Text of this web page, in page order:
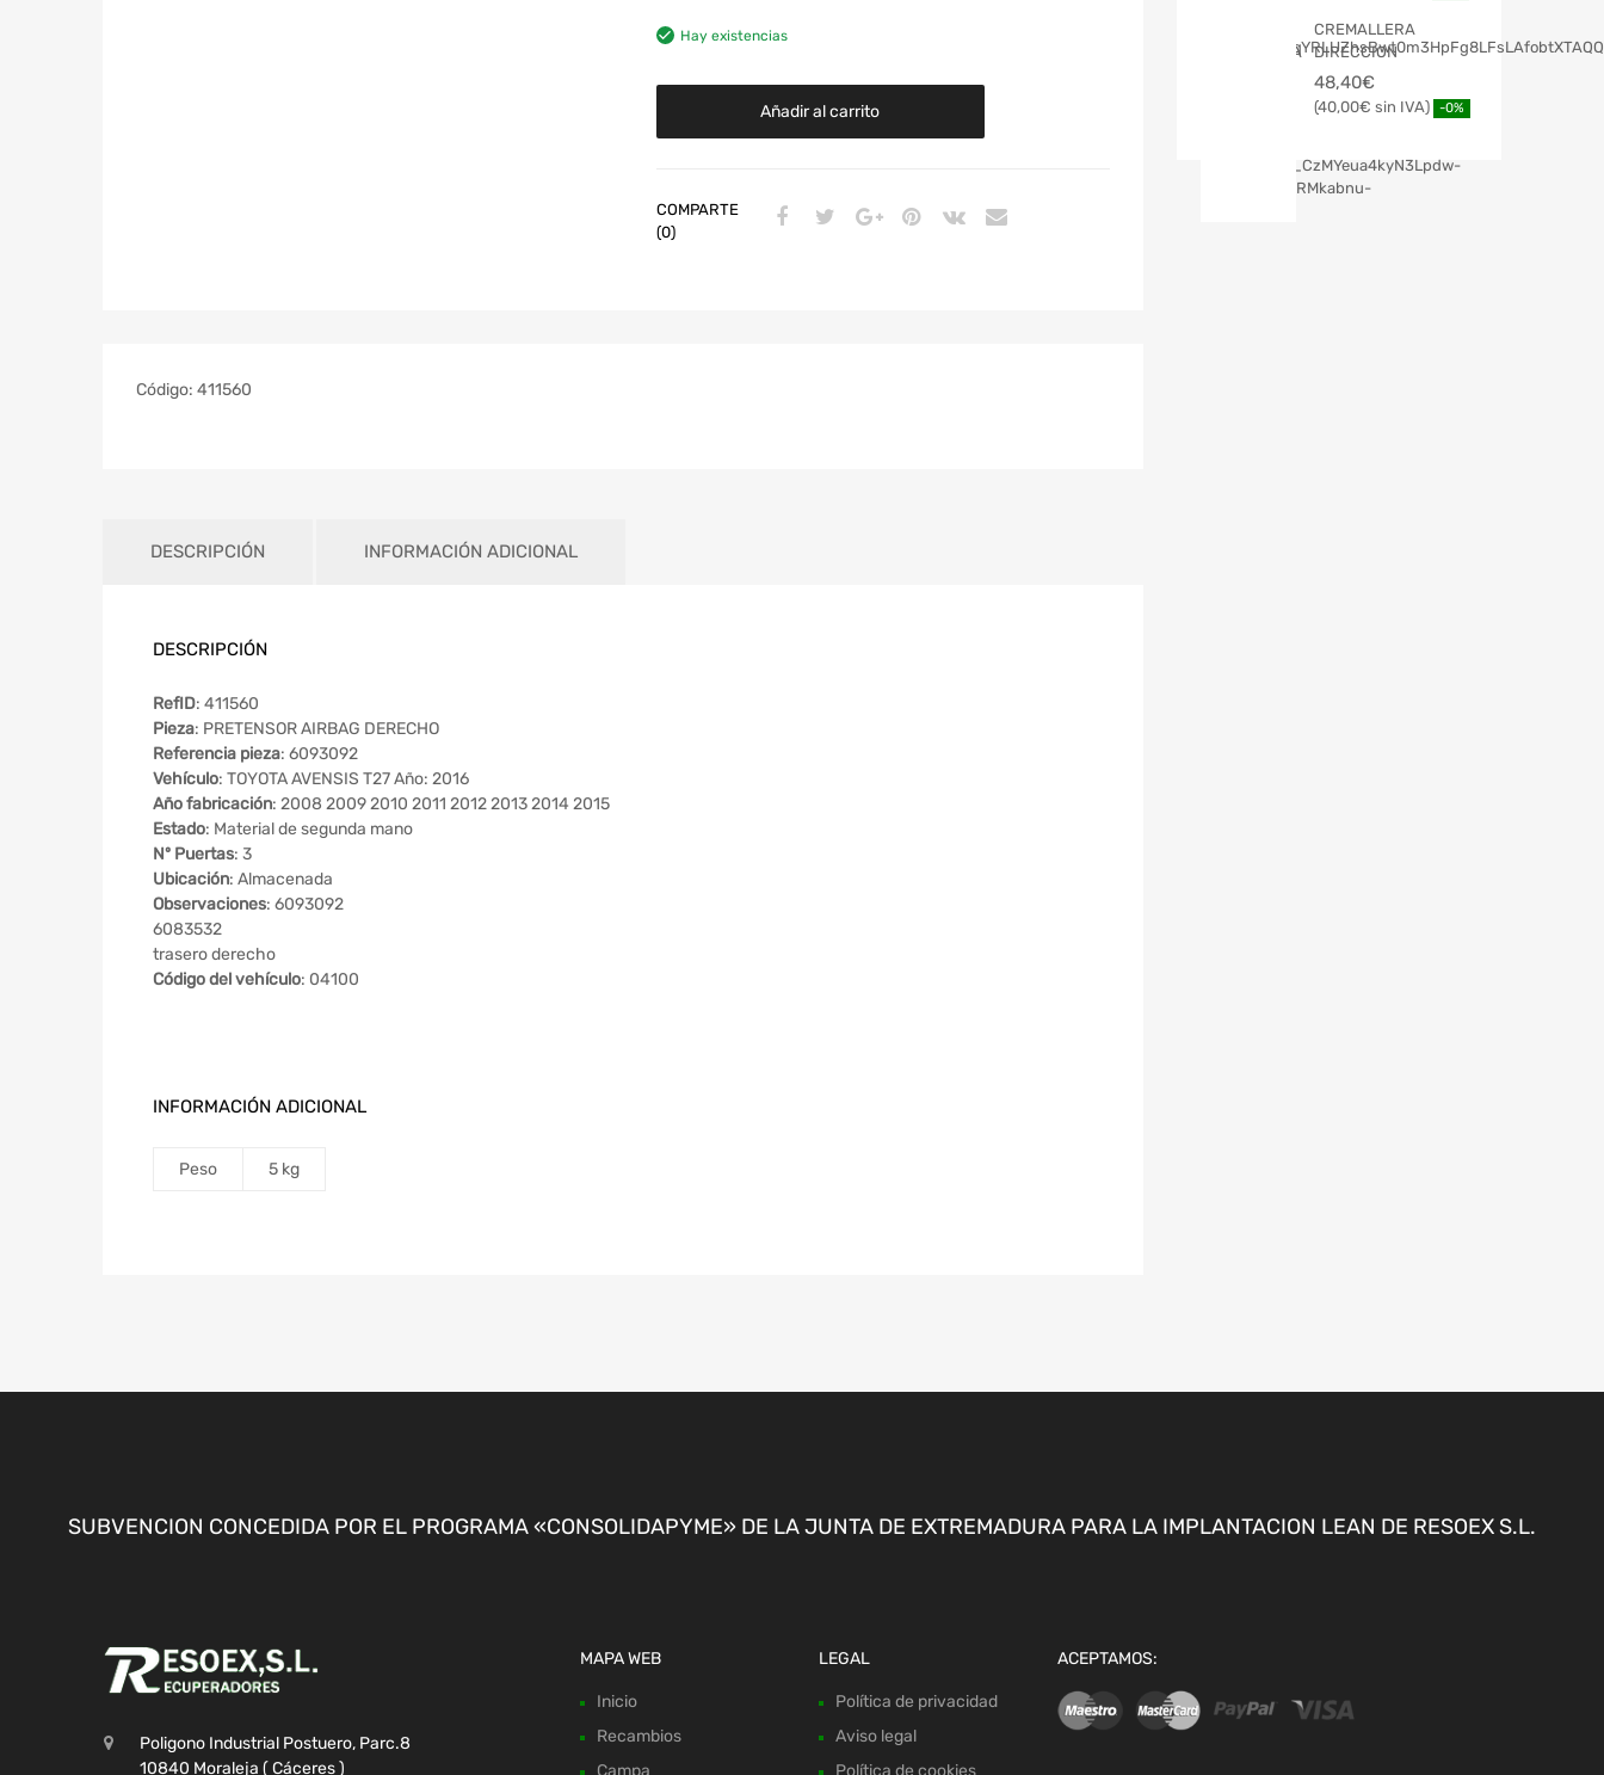
Hay existencias
Añadir al carrito
COMPARTE
(0)
Código: 411560
DESCRIPCIÓN INFORMACIÓN ADICIONAL
DESCRIPCIÓN
RefID: 411560
Pieza: PRETENSOR AIRBAG DERECHO
Referencia pieza: 6093092
Vehículo: TOYOTA AVENSIS T27 Año: 2016
Año fabricación: 2008 2009 2010 2011 2012 2013 2014 2015
Estado: Material de segunda mano
Nº Puertas: 3
Ubicación: Almacenada
Observaciones: 6093092
6083532
trasero derecho
Código del vehículo: 04100
INFORMACIÓN ADICIONAL
Peso 5 kg
CREMALLERA
DIRECCION
48,40€
40,00€ -0%
SUBVENCION CONCEDIDA POR EL PROGRAMA «CONSOLIDAPYME» DE LA JUNTA DE EXTREMADURA PARA LA IMPLANTACION LEAN DE RESOEX S.L.
Poligono Industrial Postuero, Parc.8
10840 Moraleja ( Cáceres )
MAPA WEB
Inicio
Recambios
LEGAL
Política de privacidad
Aviso legal
ACEPTAMOS: